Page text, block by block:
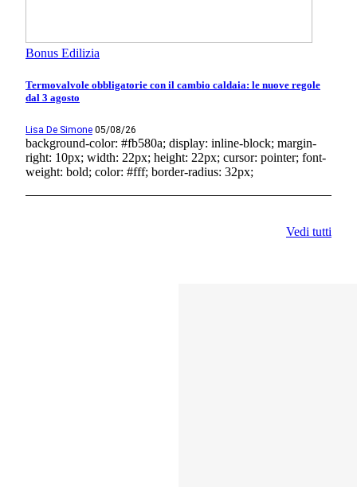
Bonus Edilizia
Termovalvole obbligatorie con il cambio caldaia: le nuove regole
dal 3 agosto
Lisa De Simone 05/08/26
background-color: #fb580a; display: inline-block; margin-
right: 10px; width: 22px; height: 22px; cursor: pointer; font-
weight: bold; color: #fff; border-radius: 32px;
Vedi tutti